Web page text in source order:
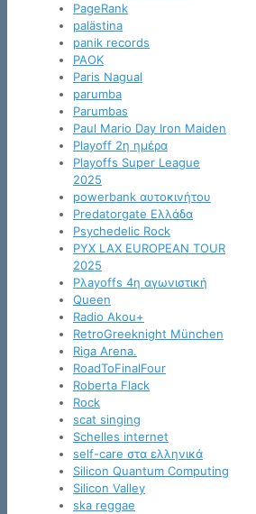
PageRank
palästina
panik records
PAOK
Paris Nagual
parumba
Parumbas
Paul Mario Day Iron Maiden
Playoff 2η ημέρα
Playoffs Super League
2025
powerbank αυτοκινήτου
Predatorgate Ελλάδα
Psychedelic Rock
PYX LAX EUROPEAN TOUR
2025
Pλayoffs 4η αγωνιστική
Queen
Radio Akou+
RetroGreeknight München
Riga Arena.
RoadToFinalFour
Roberta Flack
Rock
scat singing
Schelles internet
self-care στα ελληνικά
Silicon Quantum Computing
Silicon Valley
ska reggae